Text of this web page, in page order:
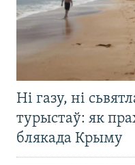
Ні газу, ні
турыстаў: як
блякада Крыму